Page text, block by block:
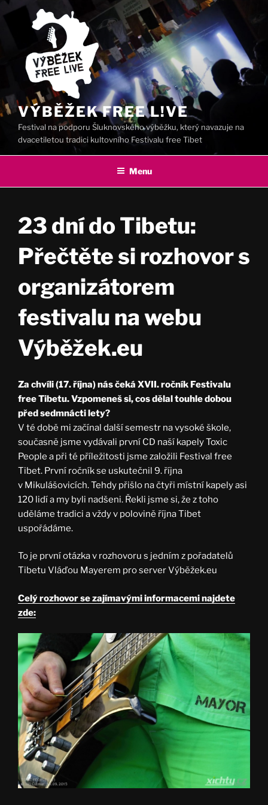
Přejít
VÝBĚŽEK FREE L!VE
Festival na podporu Šluknovského výběžku, který navazuje na
dvacetiletou tradici kultovního Festivalu free Tibet
Menu
23 dní do Tibetu:
Přečtěte si rozhovor s
organizátorem
festivalu na webu
Výběžek.eu
Za chvíli (17. října) nás čeká XVII. ročník Festivalu
free Tibetu. Vzpomeneš si, cos dělal touhle dobou
před sedmnácti lety?
V té době mi začínal další semestr na vysoké škole,
současně jsme vydávali první CD naší kapely Toxic
People a při té příležitosti jsme založili Festival free
Tibet. První ročník se uskutečnil 9. října
v Mikulášovicích. Tehdy přišlo na čtyři místní kapely asi
120 lidí a my byli nadšeni. Řekli jsme si, že z toho
uděláme tradici a vždy v polovině října Tibet
uspořádáme.
To je první otázka v rozhovoru s jedním z pořadatelů
Tibetu Vláďou Mayerem pro server Výběžek.eu
Celý rozhovor se zajímavými informacemi najdete
zde: